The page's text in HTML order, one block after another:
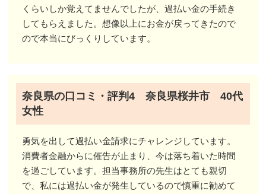
くらいしか覚えてませんでしたが、過払い金の手続き
してもらえました。想像以上にお金が戻ってきたので
ので本当にびっくりしています。
奈良県の口コミ・評判4 奈良県桜井市 40代
女性
勇気を出して過払い金請求にチャレンジしています。
消費者金融からに催告が止まり、今は落ち着いた時間
を過ごしています。担当事務所の先生はとても親切
で、私には過払い金が発生しているので慎重に勧めて